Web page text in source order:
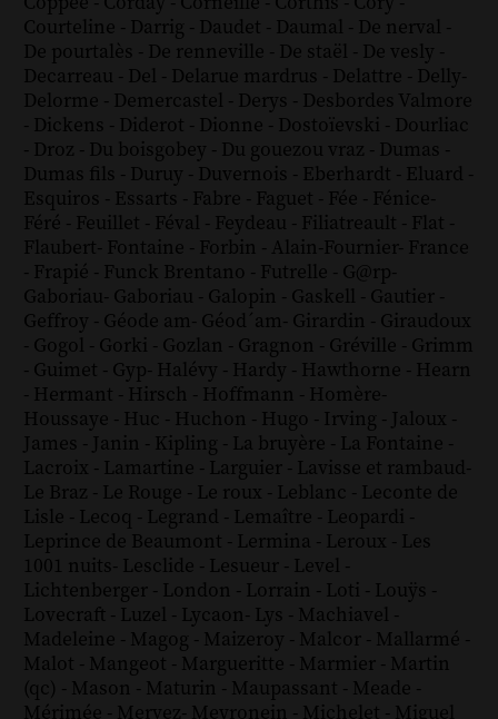
Courteline - Darrig - Daudet - Daumal - De nerval -
De pourtalès - De renneville - De staël - De vesly -
Decarreau - Del - Delarue mardrus - Delattre - Delly-
Delorme - Demercastel - Derys - Desbordes Valmore
- Dickens - Diderot - Dionne - Dostoïevski - Dourliac
- Droz - Du boisgobey - Du gouezou vraz - Dumas -
Dumas fils - Duruy - Duvernois - Eberhardt - Eluard -
Esquiros - Essarts - Fabre - Faguet - Fée - Fénice-
Féré - Feuillet - Féval - Feydeau - Filiatreault - Flat -
Flaubert- Fontaine - Forbin - Alain-Fournier- France
- Frapié - Funck Brentano - Futrelle - G@rp-
Gaboriau- Gaboriau - Galopin - Gaskell - Gautier -
Geffroy - Géode am- Géod´am- Girardin - Giraudoux
- Gogol - Gorki - Gozlan - Gragnon - Gréville - Grimm
- Guimet - Gyp- Halévy - Hardy - Hawthorne - Hearn
- Hermant - Hirsch - Hoffmann - Homère-
Houssaye - Huc - Huchon - Hugo - Irving - Jaloux -
James - Janin - Kipling - La bruyère - La Fontaine -
Lacroix - Lamartine - Larguier - Lavisse et rambaud-
Le Braz - Le Rouge - Le roux - Leblanc - Leconte de
Lisle - Lecoq - Legrand - Lemaître - Leopardi -
Leprince de Beaumont - Lermina - Leroux - Les
1001 nuits- Lesclide - Lesueur - Level -
Lichtenberger - London - Lorrain - Loti - Louÿs -
Lovecraft - Luzel - Lycaon- Lys - Machiavel -
Madeleine - Magog - Maizeroy - Malcor - Mallarmé -
Malot - Mangeot - Margueritte - Marmier - Martin
(qc) - Mason - Maturin - Maupassant - Meade -
Mérimée - Mervez- Meyronein - Michelet - Miguel